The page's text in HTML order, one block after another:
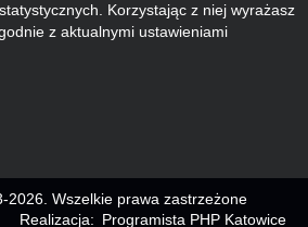
Korzystając z niej wyrażasz
z aktualnymi ustawieniami
2026. Wszelkie prawa zastrzeżone
Realizacja: Programista PHP Katowice